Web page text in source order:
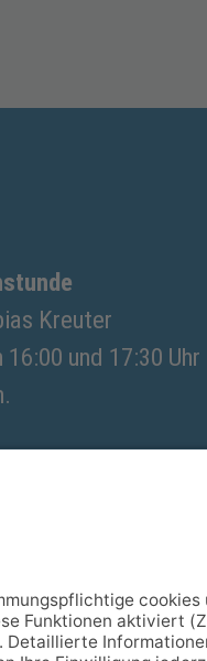
Kreuter
und 17:30 Uhr